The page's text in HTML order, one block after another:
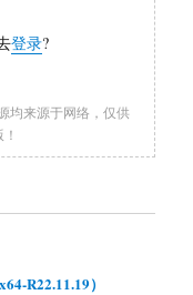
登录?
均来源于网络，仅供
R22.11.19）